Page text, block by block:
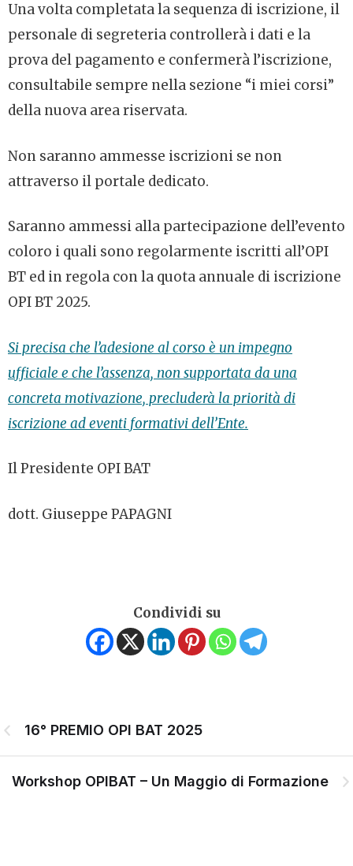
Una volta completata la sequenza di iscrizione, il
personale di segreteria controllerà i dati e la
prova del pagamento e confermerà l’iscrizione,
consultabile sempre nella sezione “i miei corsi”
della nuova area riservata.
Non saranno ammesse iscrizioni se non
attraverso il portale dedicato.
Saranno ammessi alla partecipazione dell’evento
coloro i quali sono regolarmente iscritti all’OPI
BT ed in regola con la quota annuale di iscrizione
OPI BT 2025.
Si precisa che l’adesione al corso è un impegno
ufficiale e che l’assenza, non supportata da una
concreta motivazione, precluderà la priorità di
iscrizione ad eventi formativi dell’Ente.
Il Presidente OPI BAT
dott. Giuseppe PAPAGNI
Condividi su
16° PREMIO OPI BAT 2025
Workshop OPIBAT – Un Maggio di Formazione